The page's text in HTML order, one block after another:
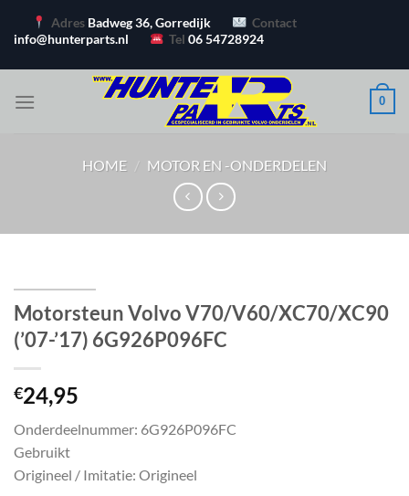
naar
Adres Badweg 36, Gorredijk
Contact
info@hunterparts.nl
Tel06 54728924
0
HOME / MOTOR EN -ONDERDELEN
Motorsteun Volvo V70/V60/XC70/XC90
(’07-’17) 6G926P096FC
€24,95
Onderdeelnummer: 6G926P096FC
Gebruikt
Origineel / Imitatie: Origineel